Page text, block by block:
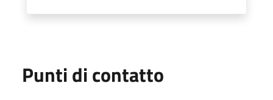
Punti di contatto